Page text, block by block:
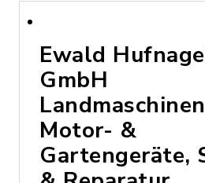
Ewald
GmbH
Motor- &
Gartengeräte,